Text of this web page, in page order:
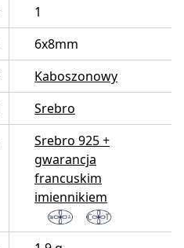
1
6x8mm
Kaboszonowy
Srebro
Srebro 925 +
gwarancja
francuskim
imiennikiem